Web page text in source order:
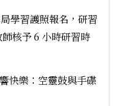
習護照報名，研習
核予 6 小時研習時
快樂：空靈鼓與手碟